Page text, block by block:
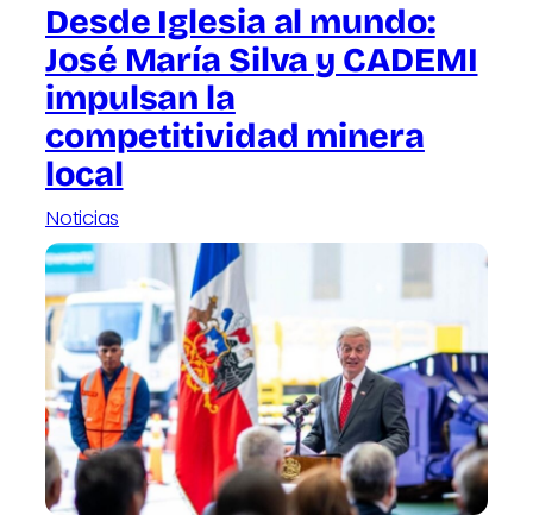
Desde Iglesia al mundo:
José María Silva y CADEMI
impulsan la
competitividad minera
local
Noticias